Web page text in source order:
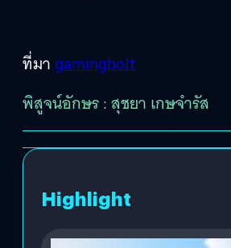
ที่มาgamingbolt
พิสูจน์อักษร : สุชยา เกษจำรัส
Highlight